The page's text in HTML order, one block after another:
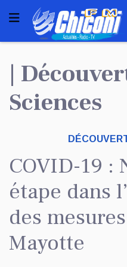
|
Sciences
COVID-19 :
étape dans
des
Mayotte